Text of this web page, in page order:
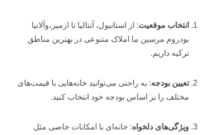
انتخابموقعیت:ازاستانبول،آنتالیاتاازمیر،وآلانیا
بودروم مرسینما املاکمتنوعیدر بهترین مناطق
ترکیهداریم.
تعیینبودجه:به راحتیمی‌توانید خانه‌هاییبا قیمت‌های
مختلفرابر اساسبودجهخودانتخابکنید.
ویژگی‌هایدلخواه:خانه‌ای باامکاناتخاصیمثل